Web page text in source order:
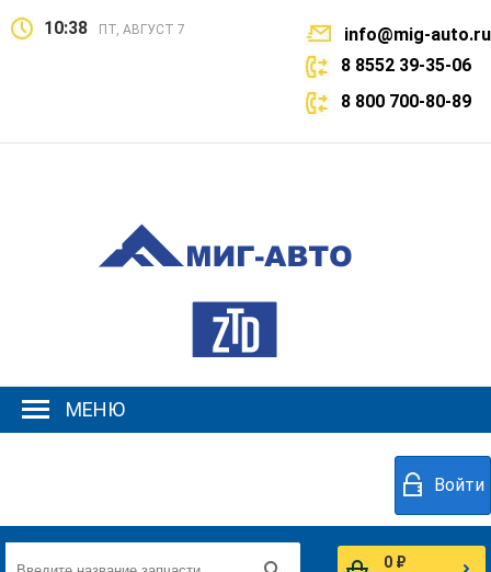
10:38 ПТ, АВГУСТ 7
info@mig-auto.ru
8 8552 39-35-06
8 800 700-80-89
МЕНЮ
Войти
0 ₽